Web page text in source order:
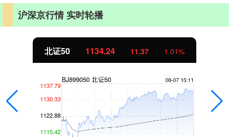
沪深京行情 实时轮播
北证50 1134.24 11.37 1.01%